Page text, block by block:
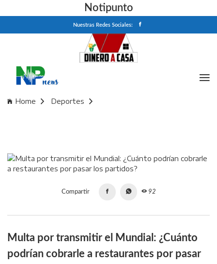
Notipunto
Nuestras Redes Sociales:
Home
Deportes
Compartir 92
Multa por transmitir el Mundial: ¿Cuánto
podrían cobrarle a restaurantes por pasar